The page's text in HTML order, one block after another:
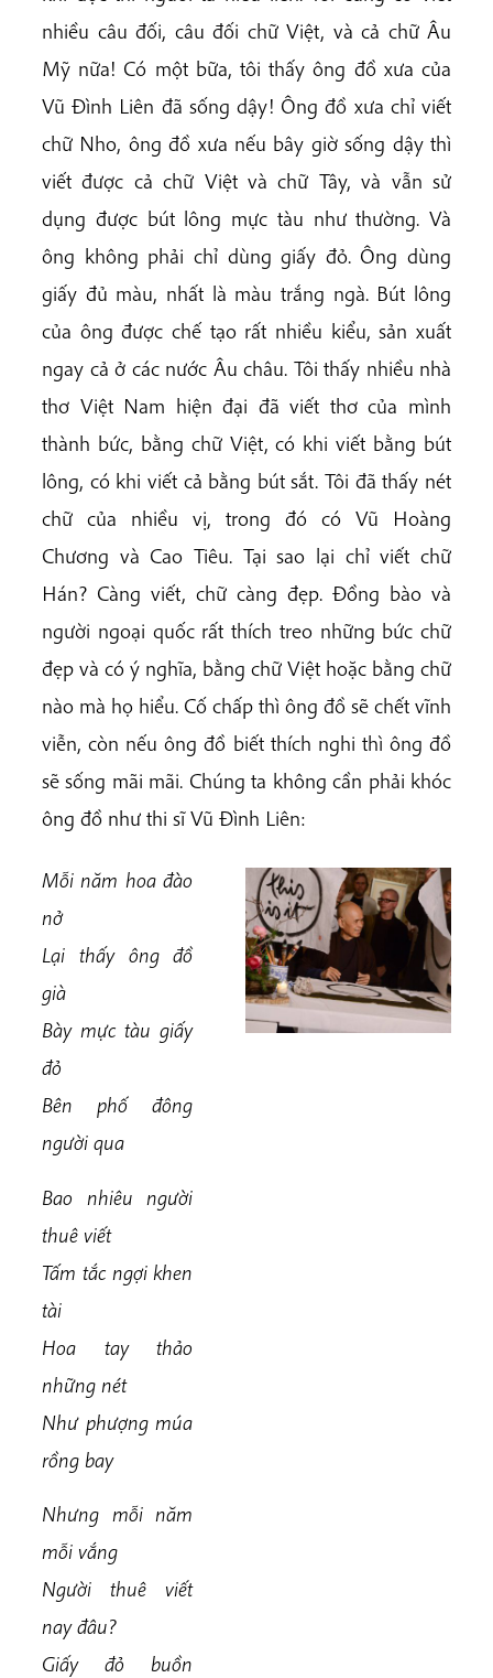
nhiều câu đối, câu đối chữ Việt, và cả chữ Âu
Mỹ nữa! Có một bữa, tôi thấy ông đồ xưa của
Vũ Đình Liên đã sống dậy! Ông đồ xưa chỉ viết
chữ Nho, ông đồ xưa nếu bây giờ sống dậy thì
viết được cả chữ Việt và chữ Tây, và vẫn sử
dụng được bút lông mực tàu như thường. Và
ông không phải chỉ dùng giấy đỏ. Ông dùng
giấy đủ màu, nhất là màu trắng ngà. Bút lông
của ông được chế tạo rất nhiều kiểu, sản xuất
ngay cả ở các nước Âu châu. Tôi thấy nhiều nhà
thơ Việt Nam hiện đại đã viết thơ của mình
thành bức, bằng chữ Việt, có khi viết bằng bút
lông, có khi viết cả bằng bút sắt. Tôi đã thấy nét
chữ của nhiều vị, trong đó có Vũ Hoàng
Chương và Cao Tiêu. Tại sao lại chỉ viết chữ
Hán? Càng viết, chữ càng đẹp. Đồng bào và
người ngoại quốc rất thích treo những bức chữ
đẹp và có ý nghĩa, bằng chữ Việt hoặc bằng chữ
nào mà họ hiểu. Cố chấp thì ông đồ sẽ chết vĩnh
viễn, còn nếu ông đồ biết thích nghi thì ông đồ
sẽ sống mãi mãi. Chúng ta không cần phải khóc
ông đồ như thi sĩ Vũ Đình Liên:
Mỗi năm hoa đào
nở
Lại thấy ông đồ
già
Bày mực tàu giấy
đỏ
Bên phố đông
người qua
Bao nhiêu người
thuê viết
Tấm tắc ngợi khen
tài
Hoa tay thảo
những nét
Như phượng múa
rồng bay
Nhưng mỗi năm
mỗi vắng
Người thuê viết
nay đâu?
Giấy đỏ buồn